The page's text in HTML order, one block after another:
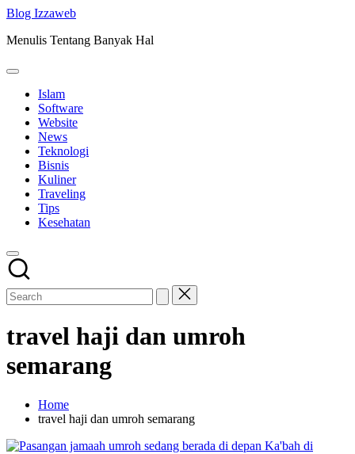
Skip
content
Blog Izzaweb
Menulis Tentang Banyak Hal
Islam
Software
Website
News
Teknologi
Bisnis
Kuliner
Traveling
Tips
Kesehatan
travel haji dan umroh
semarang
Home
travel haji dan umroh semarang